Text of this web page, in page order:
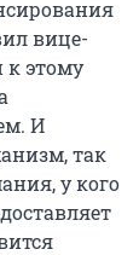
вице-
к этому
И
так
у кого